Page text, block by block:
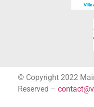
© Copyright 2022
Reserved –